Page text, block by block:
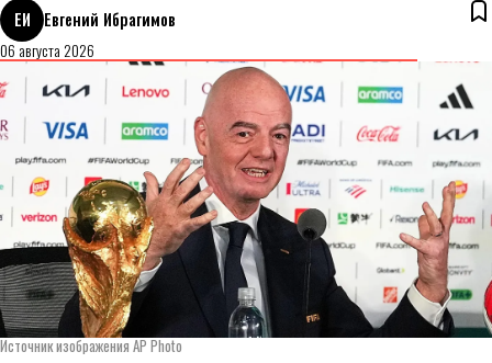
ЕИ
Евгений Ибрагимов
06 августа 2026
Источник изображения AP Photo